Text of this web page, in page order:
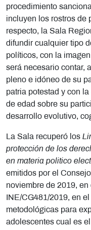
procedimiento
incluyen los rostros de
respecto, la Sala
difundir cualquier tipo
políticos, con la
será necesario contar,
pleno e idóneo de su
patria potestad y con
de edad sobre su
desarrollo evolutivo,
La Sala recuperó los
protección de los
en materia politico
emitidos por el
noviembre de 2019,
INE/CG481/2019, en
metodológicas para
adolescentes cual es